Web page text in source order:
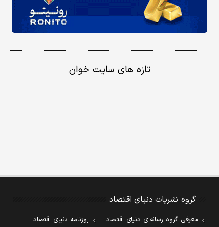
تازه های سایت خوان
گروه نشریات دنیای اقتصاد
معرفی گروه رسانه‌ای دنیای اقتصاد
روزنامه دنیای اقتصاد